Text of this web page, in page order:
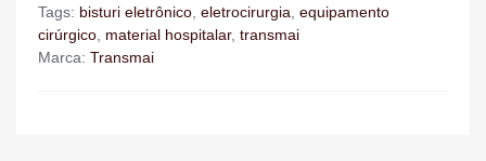
Tags: bisturi eletrônico, eletrocirurgia, equipamento
cirúrgico, material hospitalar, transmai
Marca: Transmai